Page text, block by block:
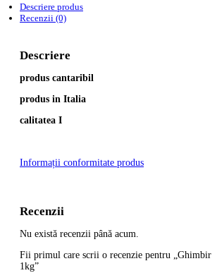
Descriere produs
Recenzii (0)
Descriere
produs cantaribil
produs in Italia
calitatea I
Informații conformitate produs
Recenzii
Nu există recenzii până acum.
Fii primul care scrii o recenzie pentru „Ghimbir
1kg”